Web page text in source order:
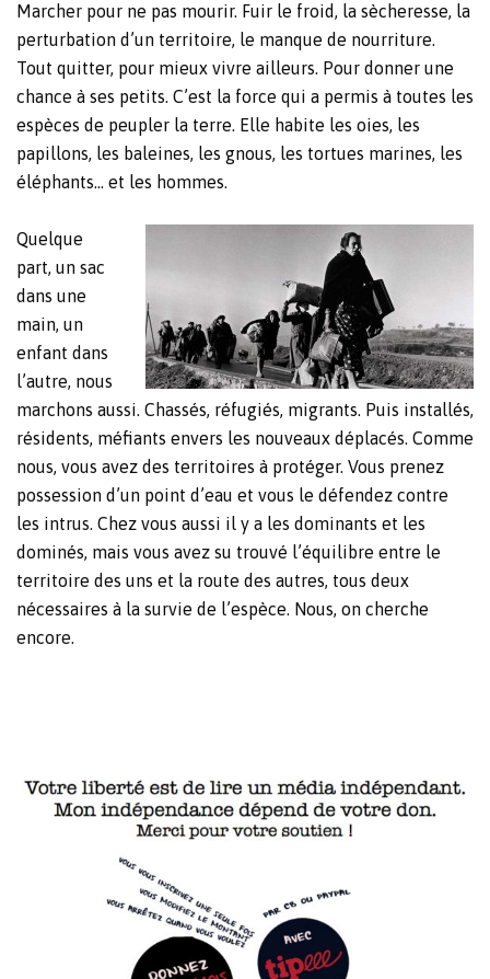
Marcher pour ne pas mourir. Fuir le froid, la sècheresse, la
perturbation d’un territoire, le manque de nourriture.
Tout quitter, pour mieux vivre ailleurs. Pour donner une
chance à ses petits. C’est la force qui a permis à toutes les
espèces de peupler la terre. Elle habite les oies, les
papillons, les baleines, les gnous, les tortues marines, les
éléphants… et les hommes.
Quelque
part, un sac
dans une
main, un
enfant dans
l’autre, nous
marchons aussi. Chassés, réfugiés, migrants. Puis installés,
résidents, méfiants envers les nouveaux déplacés. Comme
nous, vous avez des territoires à protéger. Vous prenez
possession d’un point d’eau et vous le défendez contre
les intrus. Chez vous aussi il y a les dominants et les
dominés, mais vous avez su trouvé l’équilibre entre le
territoire des uns et la route des autres, tous deux
nécessaires à la survie de l’espèce. Nous, on cherche
encore.